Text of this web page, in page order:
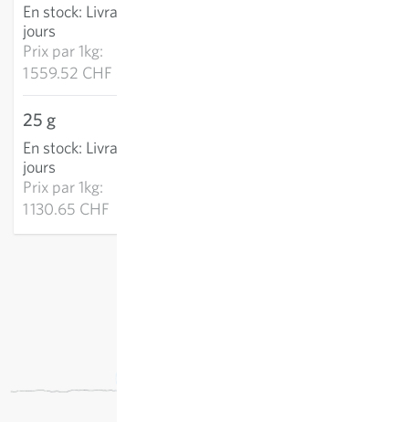
En stock: Livraison 2-4
jours
Prix par1kg:
1 559.52 CHF
25 g
En stock: Livraison 2-4
jours
Prix par1kg:
1 130.65 CHF